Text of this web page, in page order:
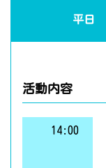
平日
活動内容
14:00